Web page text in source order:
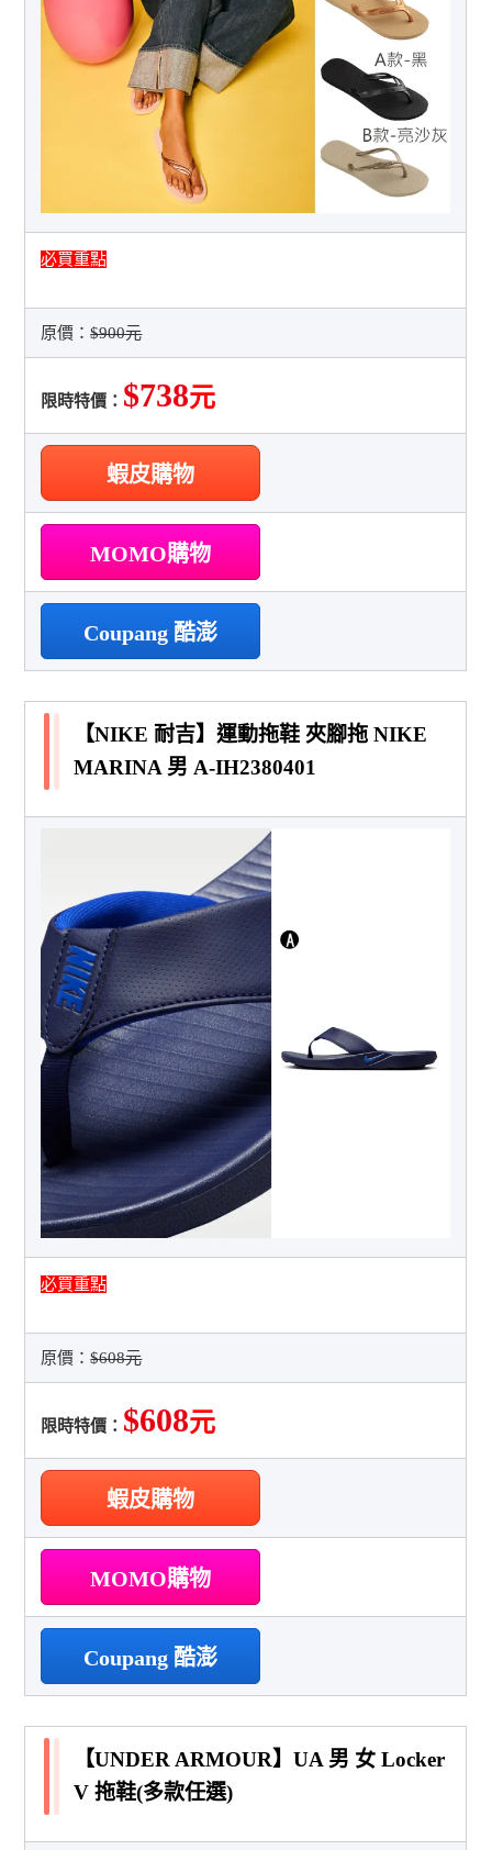
必買重點
原價：$900元
限時特價： $738元
蝦皮購物
MOMO購物
Coupang 酷澎
【NIKE 耐吉】運動拖鞋 夾腳拖 NIKE
MARINA 男 A-IH2380401
必買重點
原價：$608元
限時特價： $608元
蝦皮購物
MOMO購物
Coupang 酷澎
【UNDER ARMOUR】UA 男 女 Locker
V 拖鞋(多款任選)